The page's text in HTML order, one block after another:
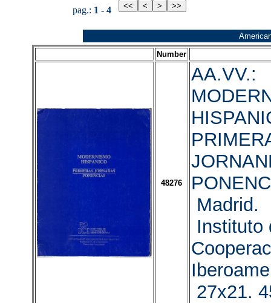
pag.: 1 - 4
Number
48276
AA.VV.:
Madrid.
Instituto
27x21.